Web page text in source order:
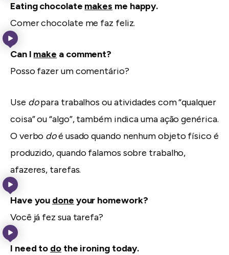
Eating chocolate makes me happy.
Comer chocolate me faz feliz.
Can I make a comment?
Posso fazer um comentário?
Use dopara trabalhos ou atividades com “qualquer
coisa” ou “algo”, também indica uma ação genérica.
O verbo doé usado quando nenhum objeto físico é
produzido, quando falamos sobre trabalho,
afazeres, tarefas.
Have you done your homework?
Você já fez sua tarefa?
I need to dothe ironing today.